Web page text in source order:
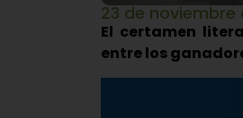
23 de noviembre
El certamen
entre los